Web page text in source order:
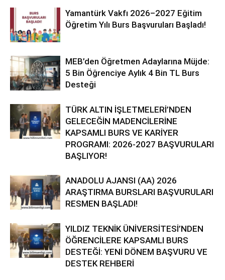
Yamantürk Vakfı 2026–2027 Eğitim
Öğretim Yılı Burs Başvuruları Başladı!
MEB’den Öğretmen Adaylarına Müjde:
5 Bin Öğrenciye Aylık 4 Bin TL Burs
Desteği
TÜRK ALTIN İŞLETMELERİ’NDEN
GELECEĞİN MADENCİLERİNE
KAPSAMLI BURS VE KARİYER
PROGRAMI: 2026-2027 BAŞVURULARI
BAŞLIYOR!
ANADOLU AJANSI (AA) 2026
ARAŞTIRMA BURSLARI BAŞVURULARI
RESMEN BAŞLADI!
YILDIZ TEKNİK ÜNİVERSİTESİ’NDEN
ÖĞRENCİLERE KAPSAMLI BURS
DESTEĞİ: YENİ DÖNEM BAŞVURU VE
DESTEK REHBERİ